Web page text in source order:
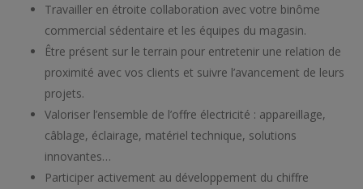
Travailler en étroite collaboration avec votre binôme
commercial sédentaire et les équipes du magasin.
Être présent sur le terrain pour entretenir une relation de
proximité avec vos clients et suivre l’avancement de leurs
projets.
Valoriser l’ensemble de l’offre électricité : appareillage,
câblage, éclairage, matériel technique, solutions
innovantes…
Participer activement au développement du chiffre